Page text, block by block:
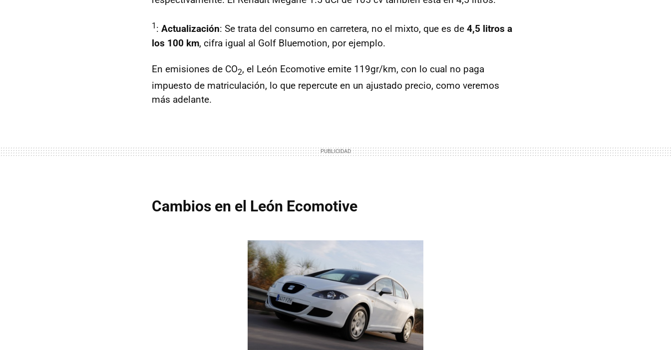
1 : Actualización: Se trata del consumo en carretera, no el mixto, que es de 4,5 litros a
los 100 km, cifra igual al Golf Bluemotion, por ejemplo.
En emisiones de CO2, el León Ecomotive emite 119gr/km, con lo cual no paga
impuesto de matriculación, lo que repercute en un ajustado precio, como veremos
más adelante.
Cambios en el León Ecomotive